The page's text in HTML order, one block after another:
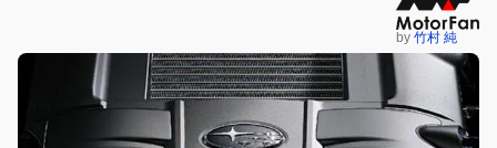
by 竹村 純